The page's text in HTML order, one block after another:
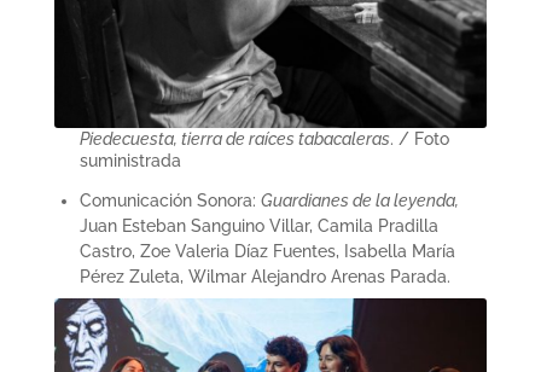
Piedecuesta, tierra de raíces tabacaleras. / Foto
suministrada
Comunicación Sonora: Guardianes de la leyenda,
Juan Esteban Sanguino Villar, Camila Pradilla
Castro, Zoe Valeria Díaz Fuentes, Isabella María
Pérez Zuleta, Wilmar Alejandro Arenas Parada.